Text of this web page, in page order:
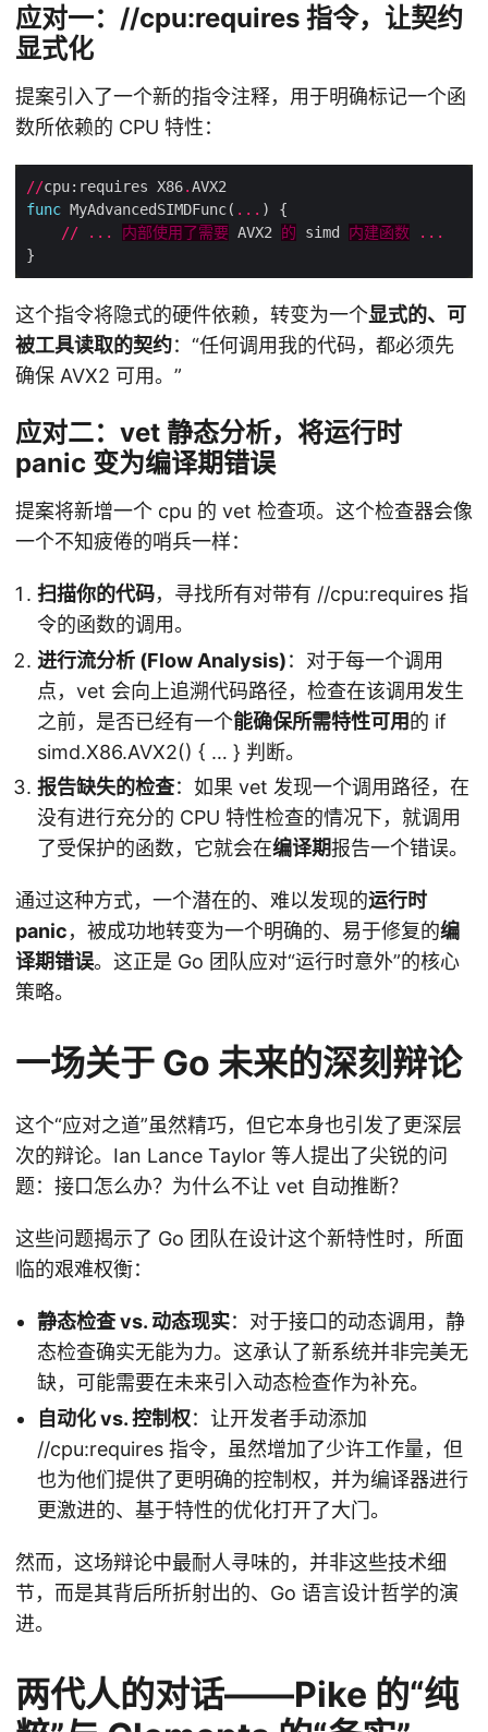
应对一：//cpu:requires 指令，让契约
显式化
提案引入了一个新的指令注释，用于明确标记一个函
数所依赖的 CPU 特性：
//cpu:requires X86.
func MyAdvancedSIMDFunc( ...
//
... 内部使用了需要 AVX2 的 simd 内建函数
...
这个指令将隐式的硬件依赖，转变为一个显式的、可
被工具读取的契约：“任何调用我的代码，都必须先
确保 AVX2 可用。”
应对二：vet 静态分析，将运行时
panic 变为编译期错误
提案将新增一个 cpu 的 vet 检查项。这个检查器会像
一个不知疲倦的哨兵一样：
扫描你的代码，寻找所有对带有 //cpu:requires 指
令的函数的调用。
进行流分析 (Flow Analysis)：对于每一个调用
点，vet 会向上追溯代码路径，检查在该调用发生
之前，是否已经有一个能确保所需特性可用的 if
simd.X86.AVX2() { … } 判断。
报告缺失的检查：如果 vet 发现一个调用路径，在
没有进行充分的 CPU 特性检查的情况下，就调用
了受保护的函数，它就会在编译期报告一个错误。
通过这种方式，一个潜在的、难以发现的运行时
panic，被成功地转变为一个明确的、易于修复的编
译期错误。这正是 Go 团队应对“运行时意外”的核心
策略。
一场关于 Go 未来的深刻辩论
这个“应对之道”虽然精巧，但它本身也引发了更深层
次的辩论。Ian Lance Taylor 等人提出了尖锐的问
题：接口怎么办？为什么不让 vet 自动推断？
这些问题揭示了 Go 团队在设计这个新特性时，所面
临的艰难权衡：
静态检查 vs. 动态现实：对于接口的动态调用，静
态检查确实无能为力。这承认了新系统并非完美无
缺，可能需要在未来引入动态检查作为补充。
自动化 vs. 控制权：让开发者手动添加
//cpu:requires 指令，虽然增加了少许工作量，但
也为他们提供了更明确的控制权，并为编译器进行
更激进的、基于特性的优化打开了大门。
然而，这场辩论中最耐人寻味的，并非这些技术细
节，而是其背后所折射出的、Go 语言设计哲学的演
进。
两代人的对话——Pike 的“纯